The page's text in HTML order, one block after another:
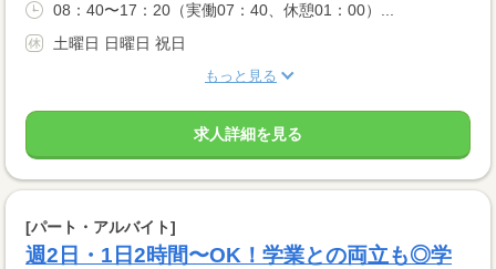
08：40〜17：20（実働07：40、休憩01：00）...
土曜日 日曜日 祝日
もっと見る
求人詳細を見る
[パート・アルバイト]
週2日・1日2時間〜OK！学業との両立も◎学